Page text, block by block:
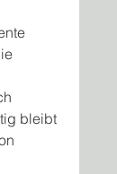
bleibt